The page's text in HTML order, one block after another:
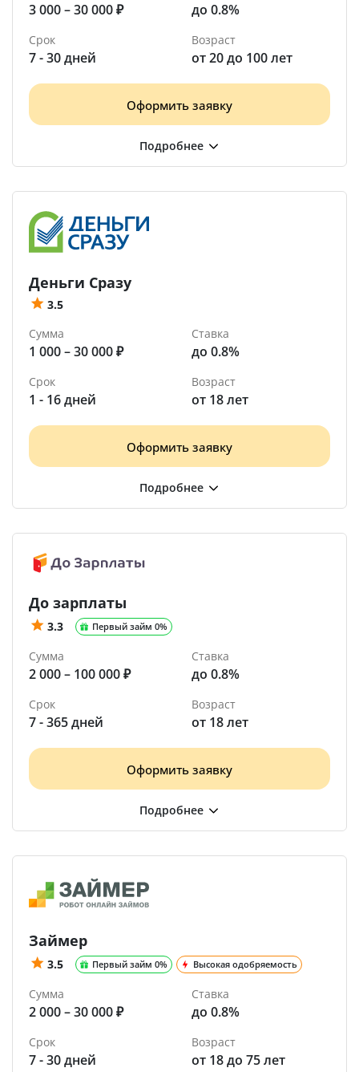
3 000 – 30 000 ₽ до 0.8%
Срок
7 - 30 дней
Возраст
от 20 до 100 лет
Оформить заявку
Деньги Сразу
3.5
Сумма
1 000 – 30 000 ₽
Ставка
до 0.8%
Срок
1 - 16 дней
Возраст
от 18 лет
Оформить заявку
До зарплаты
3.3 Первый займ 0%
Сумма
2 000 – 100 000 ₽
Ставка
до 0.8%
Срок
7 - 365 дней
Возраст
от 18 лет
Оформить заявку
Займер
3.5 Первый займ 0% Высокая одобряемость
Сумма
2 000 – 30 000 ₽
Ставка
до 0.8%
Срок
7 - 30 дней
Возраст
от 18 до 75 лет